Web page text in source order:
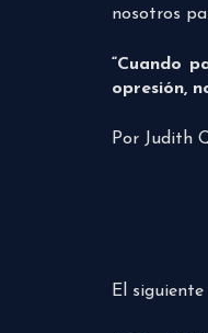
nosotros
“Cuando
opresión,
Por Judith
El